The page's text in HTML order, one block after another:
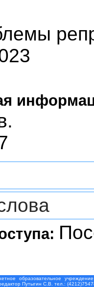
образовательное
Путыгин С.В. тел.: